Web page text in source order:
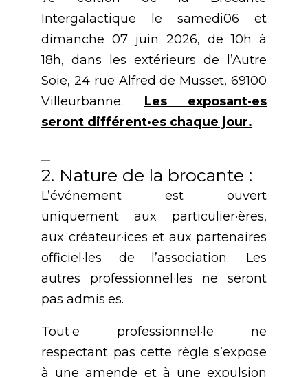
Intergalactique le samedi06 et
dimanche 07 juin 2026, de 10h à
18h, dans les extérieurs de l’Autre
Soie, 24 rue Alfred de Musset, 69100
Villeurbanne. Les exposant·es
seront différent·es chaque jour.
_
2. Nature de la brocante :
L’événement est ouvert
uniquement aux particulier·ères,
aux créateur·ices et aux partenaires
officiel·les de l’association. Les
autres professionnel·les ne seront
pas admis·es.
Tout·e professionnel·le ne
respectant pas cette règle s’expose
à une amende et à une expulsion